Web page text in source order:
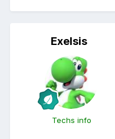
Exelsis
Techs info